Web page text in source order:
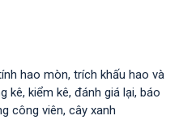
hao mòn, trích khấu hao và
kê, kiểm kê, đánh giá lại, báo
công viên, cây xanh